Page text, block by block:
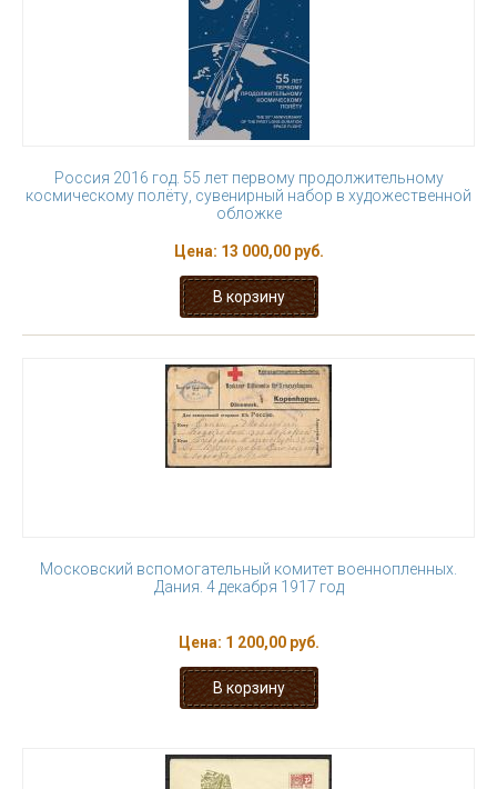
Россия 2016 год. 55 лет первому продолжительному
космическому полёту, сувенирный набор в художественной
обложке
Цена: 13 000,00 руб.
Московский вспомогательный комитет военнопленных.
Дания. 4 декабря 1917 год
Цена: 1 200,00 руб.